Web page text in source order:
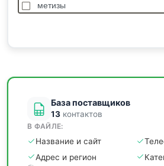
метизы
База поставщиков
13 контактов
В ФАЙЛЕ:
Название и сайт
Адрес и регион